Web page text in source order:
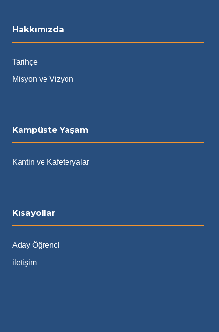
Hakkımızda
Tarihçe
Misyon ve Vizyon
Kampüste Yaşam
Kantin ve Kafeteryalar
Kısayollar
Aday Öğrenci
iletişim